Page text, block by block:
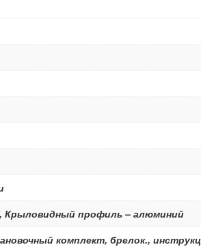
Крыловидный профиль – алюминий
комплект, брелок.,